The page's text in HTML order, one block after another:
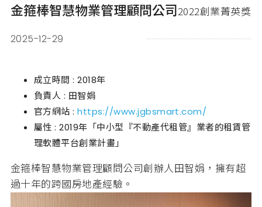
金箍棒智慧物業管理顧問公司2022創業菁英獎
2025-12-29
成立時間 : 2018年
負責人 : 田智娟
官方網站 :https://www.jgbsmart.com/
屬性 : 2019年「中小型『不動產代租管』業者的租賃管
理軟體平台創業計畫」
金箍棒智慧物業管理顧問公司創辦人田智娟，擁有超
過十年的跨國房地產經驗。